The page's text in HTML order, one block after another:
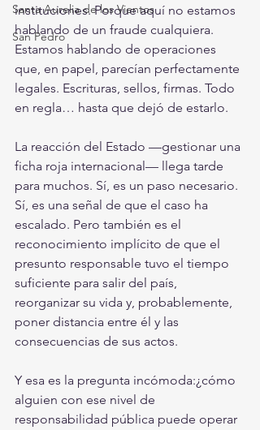
Santa Aurelia de los Vientos
San Pedro
instituciones. Porque aquí no estamos
hablando de un fraude cualquiera.
Estamos hablando de operaciones
que, en papel, parecían perfectamente
legales. Escrituras, sellos, firmas. Todo
en regla… hasta que dejó de estarlo.
La reacción del Estado —gestionar una
ficha roja internacional— llega tarde
para muchos. Sí, es un paso necesario.
Sí, es una señal de que el caso ha
escalado. Pero también es el
reconocimiento implícito de que el
presunto responsable tuvo el tiempo
suficiente para salir del país,
reorganizar su vida y, probablemente,
poner distancia entre él y las
consecuencias de sus actos.
Y esa es la pregunta incómoda:¿cómo
alguien con ese nivel de
responsabilidad pública puede operar